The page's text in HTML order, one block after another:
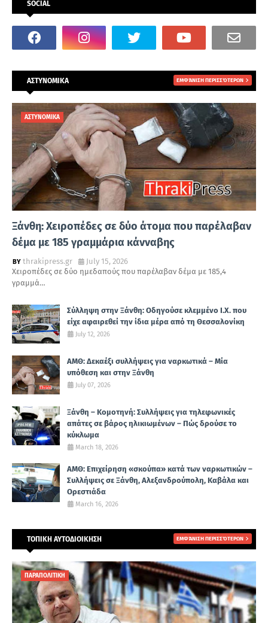
SOCIAL
ΑΣΤΥΝΟΜΙΚΑ ΕΜΦΆΝΙΣΗ ΠΕΡΙΣΣΌΤΕΡΩΝ
ΑΣΤΥΝΟΜΙΚΑ
Ξάνθη: Χειροπέδες σε δύο άτομα που παρέλαβαν
δέμα με 185 γραμμάρια κάνναβης
thrakipress.gr
July 15, 2026
Χειροπέδες σε δύο ημεδαπούς που παρέλαβαν δέμα με 185,4
γραμμά…
Σύλληψη στην Ξάνθη: Οδηγούσε κλεμμένο Ι.Χ. που
είχε αφαιρεθεί την ίδια μέρα από τη Θεσσαλονίκη
July 12, 2026
ΑΜΘ: Δεκαέξι συλλήψεις για ναρκωτικά – Μία
υπόθεση και στην Ξάνθη
July 07, 2026
Ξάνθη – Κομοτηνή: Συλλήψεις για τηλεφωνικές
απάτες σε βάρος ηλικιωμένων – Πώς δρούσε το
κύκλωμα
March 18, 2026
ΑΜΘ: Επιχείρηση «σκούπα» κατά των ναρκωτικών –
Συλλήψεις σε Ξάνθη, Αλεξανδρούπολη, Καβάλα και
Ορεστιάδα
March 16, 2026
ΤΟΠΙΚΗ ΑΥΤΟΔΙΟΙΚΗΣΗ ΕΜΦΆΝΙΣΗ ΠΕΡΙΣΣΌΤΕΡΩΝ
ΠΑΡΑΠΟΛΙΤΙΚΗ